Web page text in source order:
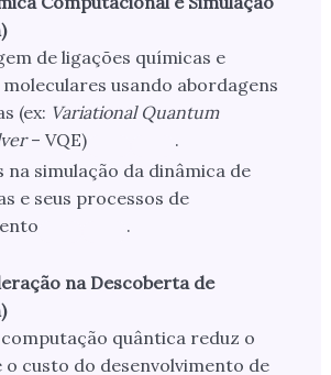
de ligações químicas e
usando abordagens
(ex: Variational Quantum
– VQE)
.
na simulação da dinâmica de
e seus processos de
.
na Descoberta de
quântica reduz o
o custo do desenvolvimento de